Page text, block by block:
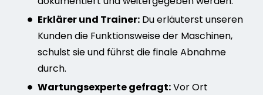
Erklärer und Trainer: Du erläuterst unseren
Kunden die Funktionsweise der Maschinen,
schulst sie und führst die finale Abnahme
durch.
Wartungsexperte gefragt:Vor Ort